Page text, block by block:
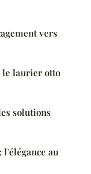
vers
le laurier otto
solutions
au